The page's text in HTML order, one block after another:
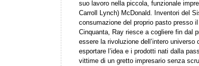
suo lavoro nella piccola, funzionale
Carroll Lynch) McDonald. Inventori del
consumazione del proprio pasto presso
Cinquanta, Ray riesce a cogliere fin dal
essere la rivoluzione dell’intero
esportare l’idea e i prodotti nati dalla
vittime di un gretto impresario senza